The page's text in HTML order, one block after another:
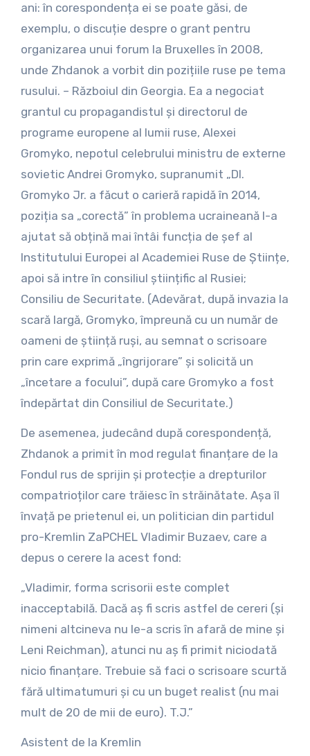
ani: în corespondența ei se poate găsi, de
exemplu, o discuție despre o grant pentru
organizarea unui forum la Bruxelles în 2008,
unde Zhdanok a vorbit din pozițiile ruse pe tema
rusului. – Războiul din Georgia. Ea a negociat
grantul cu propagandistul și directorul de
programe europene al lumii ruse, Alexei
Gromyko, nepotul celebrului ministru de externe
sovietic Andrei Gromyko, supranumit „Dl.
Gromyko Jr. a făcut o carieră rapidă în 2014,
poziția sa „corectă” în problema ucraineană l-a
ajutat să obțină mai întâi funcția de șef al
Institutului Europei al Academiei Ruse de Științe,
apoi să intre în consiliul științific al Rusiei;
Consiliu de Securitate. (Adevărat, după invazia la
scară largă, Gromyko, împreună cu un număr de
oameni de știință ruși, au semnat o scrisoare
prin care exprimă „îngrijorare” și solicită un
„încetare a focului”, după care Gromyko a fost
îndepărtat din Consiliul de Securitate.)
De asemenea, judecând după corespondență,
Zhdanok a primit în mod regulat finanțare de la
Fondul rus de sprijin și protecție a drepturilor
compatrioților care trăiesc în străinătate. Așa îl
învață pe prietenul ei, un politician din partidul
pro-Kremlin ZaPCHEL Vladimir Buzaev, care a
depus o cerere la acest fond:
„Vladimir, forma scrisorii este complet
inacceptabilă. Dacă aș fi scris astfel de cereri (și
nimeni altcineva nu le-a scris în afară de mine și
Leni Reichman), atunci nu aș fi primit niciodată
nicio finanțare. Trebuie să faci o scrisoare scurtă
fără ultimatumuri și cu un buget realist (nu mai
mult de 20 de mii de euro). T.J.”
Asistent de la Kremlin